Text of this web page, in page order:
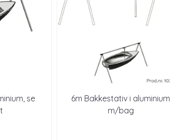
se
6m Bakkestativ i aluminium
m/bag